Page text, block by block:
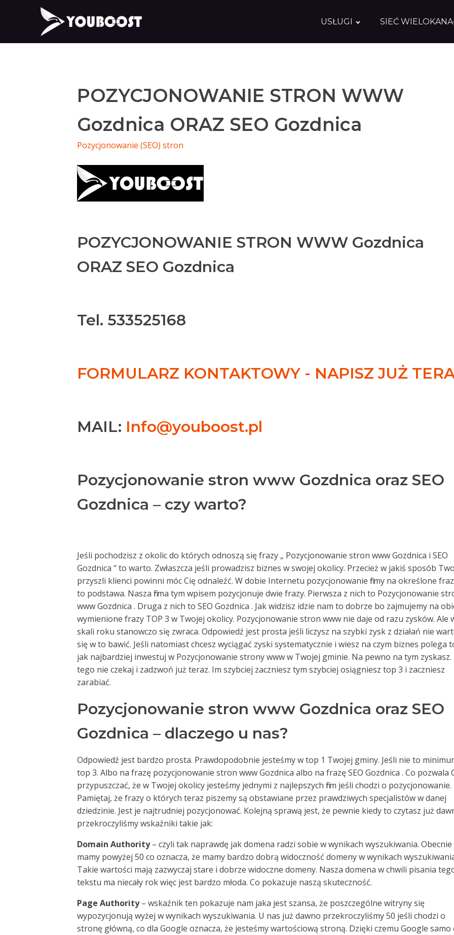
USŁUGI SIEĆ
POZYCJONOWANIE STRON WWW
Gozdnica ORAZ SEO Gozdnica
Pozycjonowanie (SEO) stron
POZYCJONOWANIE STRON WWW Gozdnica
ORAZ SEO Gozdnica
Tel. 533525168
FORMULARZ KONTAKTOWY - NAPISZ JUŻ
MAIL: Info@youboost.pl
Pozycjonowanie stron www Gozdnica oraz SEO
Gozdnica – czy warto?
Jeśli pochodzisz z okolic do których odnoszą się frazy „ Pozycjonowanie stron www Gozdnica i SEO
Gozdnica ‘’ to warto. Zwłaszcza jeśli prowadzisz biznes w swojej okolicy. Przecież w jakiś sposób
przyszli klienci powinni móc Cię odnaleźć. W dobie Internetu pozycjonowanie firmy na określone
to podstawa. Nasza firma tym wpisem pozycjonuje dwie frazy. Pierwsza z nich to Pozycjonowanie
www Gozdnica . Druga z nich to SEO Gozdnica . Jak widzisz idzie nam to dobrze bo zajmujemy na
wymienione frazy TOP 3 w Twojej okolicy. Pozycjonowanie stron www nie daje od razu zysków. Ale
skali roku stanowczo się zwraca. Odpowiedź jest prosta jeśli liczysz na szybki zysk z działań nie
się w to bawić. Jeśli natomiast chcesz wyciągać zyski systematycznie i wiesz na czym biznes polega
jak najbardziej inwestuj w Pozycjonowanie strony www w Twojej gminie. Na pewno na tym zyskasz.
tego nie czekaj i zadzwoń już teraz. Im szybciej zaczniesz tym szybciej osiągniesz top 3 i zaczniesz
zarabiać.
Pozycjonowanie stron www Gozdnica oraz SEO
Gozdnica – dlaczego u nas?
Odpowiedź jest bardzo prosta. Prawdopodobnie jesteśmy w top 1 Twojej gminy. Jeśli nie to
top 3. Albo na frazę pozycjonowanie stron www Gozdnica albo na frazę SEO Gozdnica . Co pozwala
przypuszczać, że w Twojej okolicy jesteśmy jednymi z najlepszych firm jeśli chodzi o pozycjonowanie.
Pamiętaj, że frazy o których teraz piszemy są obstawiane przez prawdziwych specjalistów w danej
dziedzinie. Jest je najtrudniej pozycjonować. Kolejną sprawą jest, że pewnie kiedy to czytasz już
przekroczyliśmy wskaźniki takie jak:
Domain Authority– czyli tak naprawdę jak domena radzi sobie w wynikach wyszukiwania. Obecnie
mamy powyżej 50 co oznacza, że mamy bardzo dobrą widoczność domeny w wynikach
Takie wartości mają zazwyczaj stare i dobrze widoczne domeny. Nasza domena w chwili pisania
tekstu ma niecały rok więc jest bardzo młoda. Co pokazuje naszą skuteczność.
Page Authority– wskaźnik ten pokazuje nam jaka jest szansa, że poszczególne witryny się
wypozycjonują wyżej w wynikach wyszukiwania. U nas już dawno przekroczyliśmy 50 jeśli chodzi o
stronę główną, co dla Google oznacza, że jesteśmy wartościową stroną. Dzięki czemu Google samo